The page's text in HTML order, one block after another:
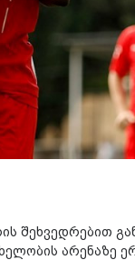
შეხვედრებით
არენაზე